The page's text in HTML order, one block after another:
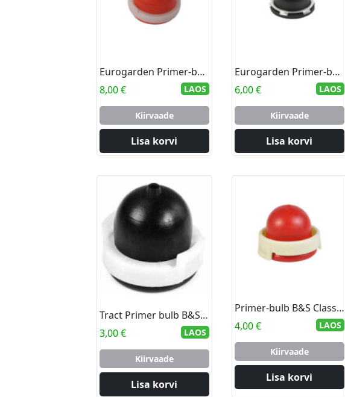
Eurogarden Primer-bulb B&S 450.500E 550.550E
8,00€ LAOS
Kiirvaade
Lisa korvi
Eurogarden Primer-bulb Tecumseh
6,00€ LAOS
Kiirvaade
Lisa korvi
Tract Primer bulb B&S Quantum series 5.0.5.5.6.0 hp. (Walk)
3,00€ LAOS
Kiirvaade
Lisa korvi
Primer-bulb B&S Classic-Sprint-Quatro
4,00€ LAOS
Kiirvaade
Lisa korvi